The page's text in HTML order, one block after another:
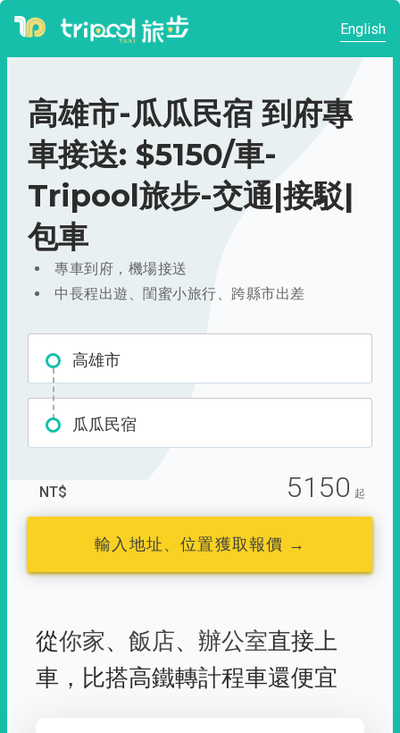
English
高雄市-瓜瓜民宿 到府專
車接送: $5150/車-
Tripool旅步-交通|接駁|
包車
專車到府，機場接送
中長程出遊、閨蜜小旅行、跨縣市出差
高雄市
瓜瓜民宿
NT$ 5150 起
輸入地址、位置獲取報價 →
從你家、 飯店、 辦公室直接上
車， 比搭高鐵轉計程車還便宜